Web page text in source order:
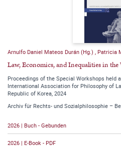
Arnulfo Daniel Mateos Durán (Hg.) , Patricia
Law, Economics, and Inequalities in the
Proceedings of the Special Workshops held
International Association for Philosophy of
Republic of Korea, 2024
Archiv für Rechts- und Sozialphilosophie –
2026 | Buch - Gebunden
2026 | E-Book - PDF